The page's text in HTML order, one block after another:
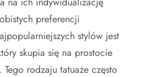
preferencji
stylów jest
skupia się na prostocie
rodzaju tatuaże często